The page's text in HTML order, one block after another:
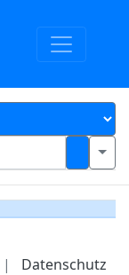
| Datenschutz